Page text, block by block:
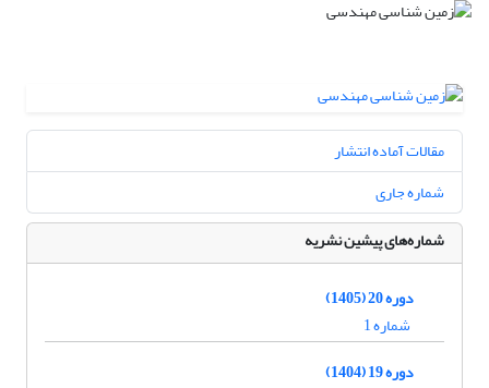
مقالات آماده انتشار
شماره جاری
شماره‌های پیشین نشریه
دوره 20 (1405)
شماره 1
دوره 19 (1404)